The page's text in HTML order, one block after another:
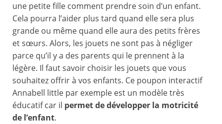
une petite fille comment prendre soin d’un enfant.
Cela pourra l’aider plus tard quand elle sera plus
grande ou même quand elle aura des petits frères
et sœurs. Alors, les jouets ne sont pas à négliger
parce qu’il y a des parents qui le prennent à la
légère. Il faut savoir choisir les jouets que vous
souhaitez offrir à vos enfants. Ce poupon interactif
Annabell little par exemple est un modèle très
éducatif car il permet de développer la motricité
de l’enfant.